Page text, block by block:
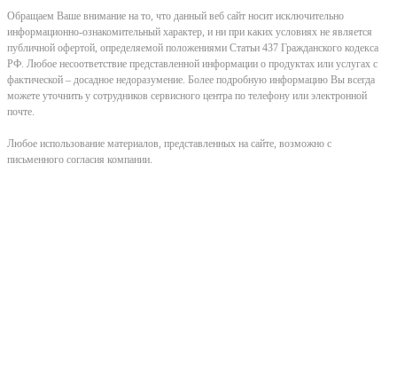
Обращаем Ваше внимание на то, что данный веб сайт носит исключительно
информационно-ознакомительный характер, и ни при каких условиях не является
публичной офертой, определяемой положениями Статьи 437 Гражданского кодекса
РФ. Любое несоответствие представленной информации о продуктах или услугах с
фактической – досадное недоразумение. Более подробную информацию Вы всегда
можете уточнить у сотрудников сервисного центра по телефону или электронной
почте.
Любое использование материалов, представленных на сайте, возможно с
письменного согласия компании.